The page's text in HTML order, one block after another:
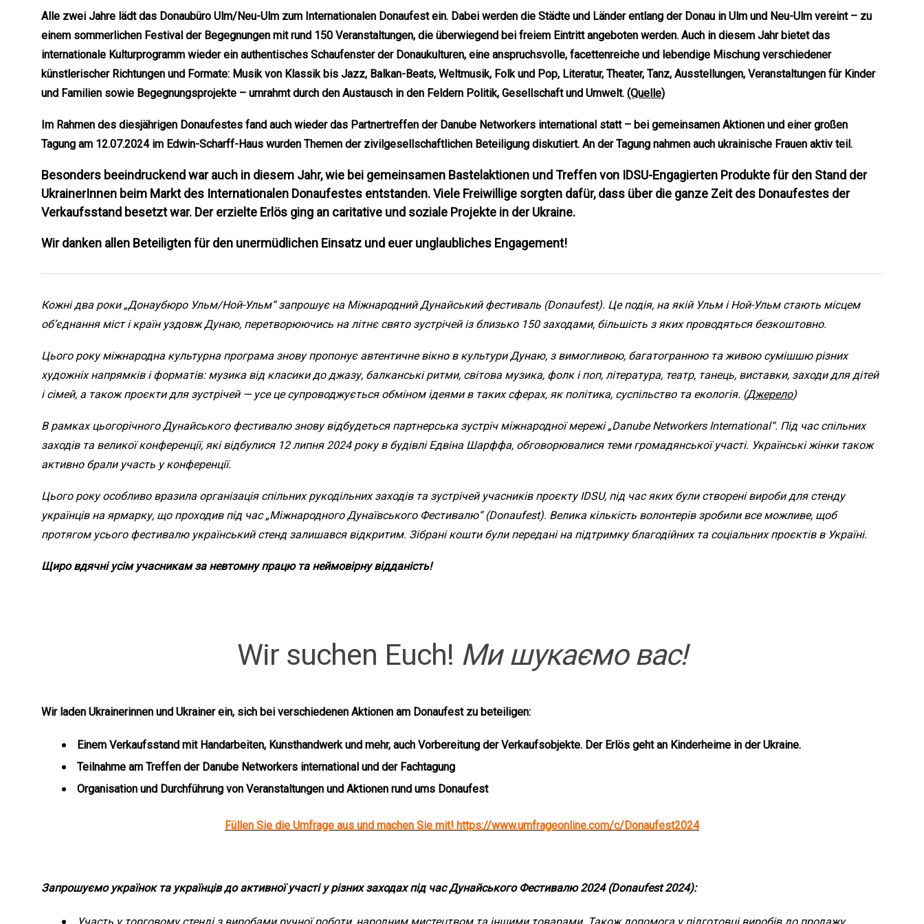
Alle zwei Jahre lädt das Donaubüro Ulm/Neu-Ulm zum Internationalen Donaufest ein. Dabei werden die Städte und Länder entlang der Donau in Ulm und Neu-Ulm vereint – zu
einem sommerlichen Festival der Begegnungen mit rund 150 Veranstaltungen, die überwiegend bei freiem Eintritt angeboten werden. Auch in diesem Jahr bietet das
internationale Kulturprogramm wieder ein authentisches Schaufenster der Donaukulturen, eine anspruchsvolle, facettenreiche und lebendige Mischung verschiedener
künstlerischer Richtungen und Formate: Musik von Klassik bis Jazz, Balkan-Beats, Weltmusik, Folk und Pop, Literatur, Theater, Tanz, Ausstellungen, Veranstaltungen für Kinder
und Familien sowie Begegnungsprojekte – umrahmt durch den Austausch in den Feldern Politik, Gesellschaft und Umwelt. (Quelle)
Im Rahmen des diesjährigen Donaufestes fand auch wieder das Partnertreffen der Danube Networkers international statt – bei gemeinsamen Aktionen und einer großen
Tagung am 12.07.2024 im Edwin-Scharff-Haus wurden Themen der zivilgesellschaftlichen Beteiligung diskutiert. An der Tagung nahmen auch ukrainische Frauen aktiv teil.
Besonders beeindruckend war auch in diesem Jahr, wie bei gemeinsamen Bastelaktionen und Treffen von IDSU-Engagierten Produkte für den Stand der
UkrainerInnen beim Markt des Internationalen Donaufestes entstanden. Viele Freiwillige sorgten dafür, dass über die ganze Zeit des Donaufestes der
Verkaufsstand besetzt war. Der erzielte Erlös ging an caritative und soziale Projekte in der Ukraine.
Wir danken allen Beteiligten für den unermüdlichen Einsatz und euer unglaubliches Engagement!
Кожні два роки „Донаубюро Ульм/Ной-Ульм“ запрошує на Міжнародний Дунайський фестиваль (Donaufest). Це подія, на якій Ульм і Ной-Ульм стають місцем
об’єднання міст і країн уздовж Дунаю, перетворюючись на літнє свято зустрічей із близько 150 заходами, більшість з яких проводяться безкоштовно.
Цього року міжнародна культурна програма знову пропонує автентичне вікно в культури Дунаю, з вимогливою, багатогранною та живою сумішшю різних
художніх напрямків і форматів: музика від класики до джазу, балканські ритми, світова музика, фолк і поп, література, театр, танець, виставки, заходи для дітей
і сімей, а також проєкти для зустрічей — усе це супроводжується обміном ідеями в таких сферах, як політика, суспільство та екологія. (Джерело)
В рамках цьогорічного Дунайського фестивалю знову відбудеться партнерська зустріч міжнародної мережі „Danube Networkers International“. Під час спільних
заходів та великої конференції, які відбулися 12 липня 2024 року в будівлі Едвіна Шарффа, обговорювалися теми громадянської участі. Українські жінки також
активно брали участь у конференції.
Цього року особливо вразила організація спільних рукодільних заходів та зустрічей учасників проєкту IDSU, під час яких були створені вироби для стенду
українців на ярмарку, що проходив під час „Міжнародного Дунаївського Фестивалю“ (Donaufest). Велика кількість волонтерів зробили все можливе, щоб
протягом усього фестивалю український стенд залишався відкритим. Зібрані кошти були передані на підтримку благодійних та соціальних проєктів в Україні.
Щиро вдячні усім учасникам за невтомну працю та неймовірну відданість!
Wir suchen Euch! Ми шукаємо вас!
Wir laden Ukrainerinnen und Ukrainer ein, sich bei verschiedenen Aktionen am Donaufest zu beteiligen:
Einem Verkaufsstand mit Handarbeiten, Kunsthandwerk und mehr, auch Vorbereitung der Verkaufsobjekte. Der Erlös geht an Kinderheime in der Ukraine.
Teilnahme am Treffen der Danube Networkers international und der Fachtagung
Organisation und Durchführung von Veranstaltungen und Aktionen rund ums Donaufest
Füllen Sie die Umfrage aus und machen Sie mit! https://www.umfrageonline.com/c/Donaufest2024
Запрошуємо українок та українців до активної участі у різних заходах під час Дунайського Фестивалю 2024 (Donaufest 2024):
Участь у торговому стенді з виробами ручної роботи, народним мистецтвом та іншими товарами. Також допомога у підготовці виробів до продажу.